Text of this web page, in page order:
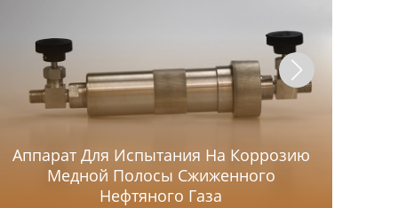
Аппарат Для Испытания На Коррозию
Медной Полосы Сжиженного
Нефтяного Газа